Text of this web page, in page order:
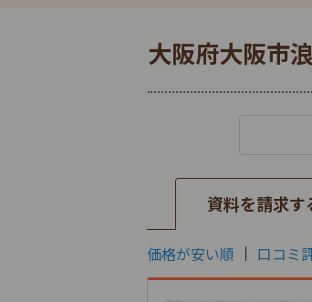
大阪府大阪市
資料を請求す
価格が安い順 口コミ